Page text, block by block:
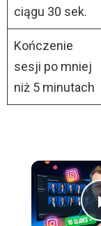
ciągu 30 sek.
Kończenie
sesji po mniej
niż 5 minutach